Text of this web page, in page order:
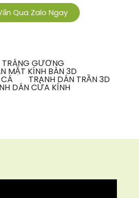
Qua Zalo Ngay
TRÁNG GƯƠNG
MẶT KÍNH BÀN 3D
TRANH DÁN TRẦN 3D
DÁN CỬA KÍNH